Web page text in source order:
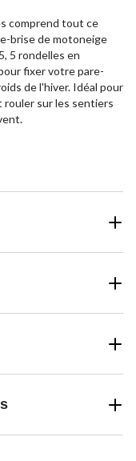
comprend tout ce
brise de motoneige
5 rondelles en
fixer votre pare-
de l'hiver. Idéal pour
sur les sentiers